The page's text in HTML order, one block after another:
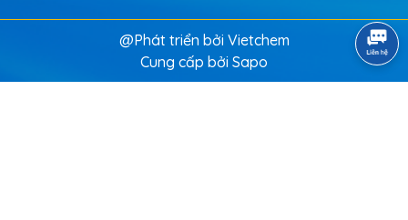
@Phát triển bởi Vietchem
Cung cấp bởi Sapo